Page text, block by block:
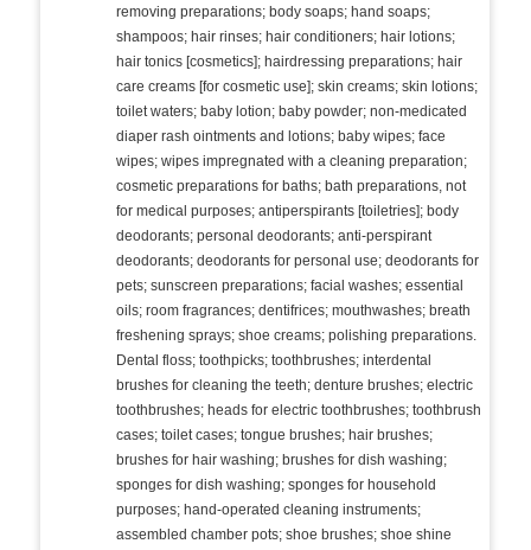
removing preparations; body soaps; hand soaps;
shampoos; hair rinses; hair conditioners; hair lotions;
hair tonics [cosmetics]; hairdressing preparations; hair
care creams [for cosmetic use]; skin creams; skin lotions;
toilet waters; baby lotion; baby powder; non-medicated
diaper rash ointments and lotions; baby wipes; face
wipes; wipes impregnated with a cleaning preparation;
cosmetic preparations for baths; bath preparations, not
for medical purposes; antiperspirants [toiletries]; body
deodorants; personal deodorants; anti-perspirant
deodorants; deodorants for personal use; deodorants for
pets; sunscreen preparations; facial washes; essential
oils; room fragrances; dentifrices; mouthwashes; breath
freshening sprays; shoe creams; polishing preparations.
Dental floss; toothpicks; toothbrushes; interdental
brushes for cleaning the teeth; denture brushes; electric
toothbrushes; heads for electric toothbrushes; toothbrush
cases; toilet cases; tongue brushes; hair brushes;
brushes for hair washing; brushes for dish washing;
sponges for dish washing; sponges for household
purposes; hand-operated cleaning instruments;
assembled chamber pots; shoe brushes; shoe shine